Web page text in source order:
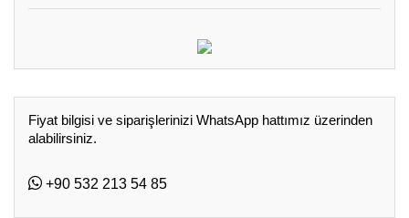
Fiyat bilgisi ve siparişlerinizi WhatsApp hattımız üzerinden
alabilirsiniz.
+90 532 213 54 85